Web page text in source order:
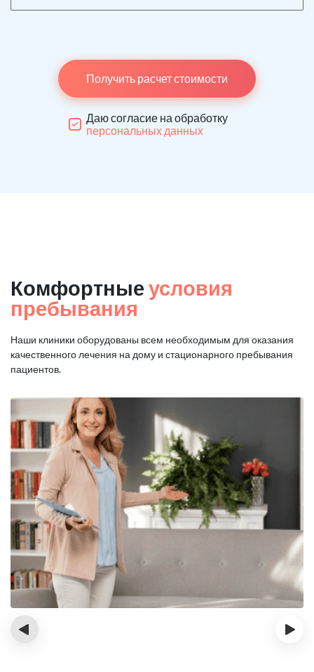
Получить расчет стоимости
Даю согласие на обработку
персональных данных
Комфортные условия
пребывания
Наши клиники оборудованы всем необходимым для оказания
качественного лечения на дому и стационарного пребывания
пациентов.
‹ ›